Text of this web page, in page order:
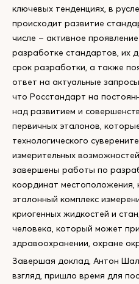
ключевых тенденциях, в
происходит развитие
числе – активное
разработке стандартов, их
срок разработки, а также
ответ на актуальные
что Росстандарт на
над развитием и
первичных эталонов,
технологического
измерительных
завершены работы по
координат
эталонный комплекс
криогенных жидкостей и
человека, который может
здравоохранении, охране
Завершая доклад, Антон
взгляд, пришло время для